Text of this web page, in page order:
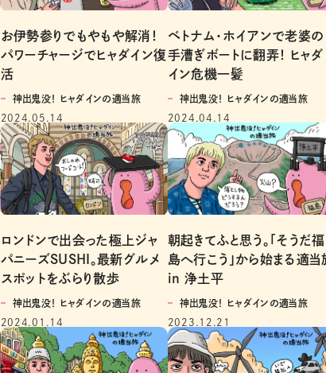
お伊勢参りでもやもや解消！
パワーチャージでヒャダイン復
活
神出鬼没！ ヒャダインの適当旅
2024.05.14
ベトナム・ホイアンで老婆の
手漕ぎボートに翻弄！ ヒャダ
イン危機一髪
神出鬼没！ ヒャダインの適当旅
2024.04.14
ロンドンで出会った極上ジャ
パニーズSUSHI。最新グルメ
スポットをぶらり散歩
神出鬼没！ ヒャダインの適当旅
2024.01.14
朝起きてふと思う。「そうだ福
島へ行こう」から始まる適当
in 浄土平
神出鬼没！ ヒャダインの適当旅
2023.12.21